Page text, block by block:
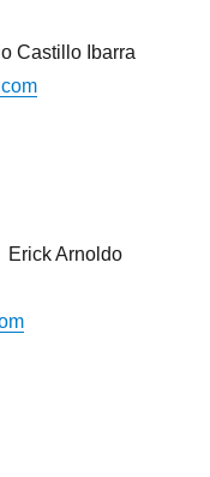
Castillo Ibarra
Erick Arnoldo